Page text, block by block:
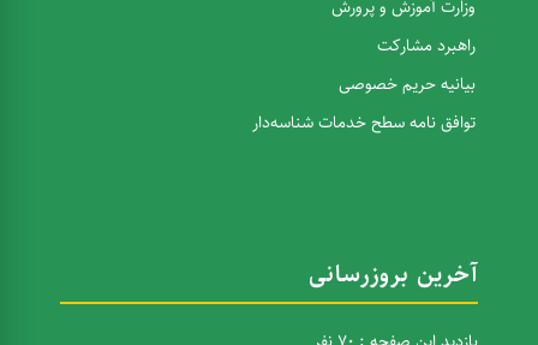
وزارت آموزش و پرورش
راهبرد مشارکت
بیانیه حریم خصوصی
توافق نامه سطح خدمات شناسه‌دار
آخرین بروزرسانی